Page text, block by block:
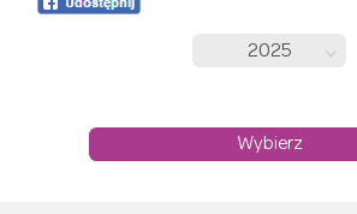
2025
Wybierz